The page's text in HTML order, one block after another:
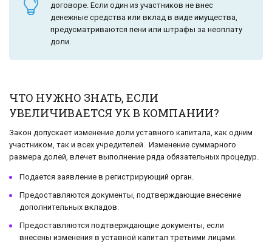
договоре. Если один из участников не внес
денежные средства или вклад в виде имущества,
предусматриваются пени или штрафы за неоплату
доли.
ЧТО НУЖНО ЗНАТЬ, ЕСЛИ
УВЕЛИЧИВАЕТСЯ УК В КОМПАНИИ?
Закон допускает изменение доли уставного капитала, как одним
участником, так и всех учредителей. Изменение суммарного
размера долей, влечет выполнение ряда обязательных процедур.
Подается заявление в регистрирующий орган.
Предоставляются документы, подтверждающие внесение
дополнительных вкладов.
Предоставляются подтверждающие документы, если
внесены изменения в уставной капитал третьими лицами.